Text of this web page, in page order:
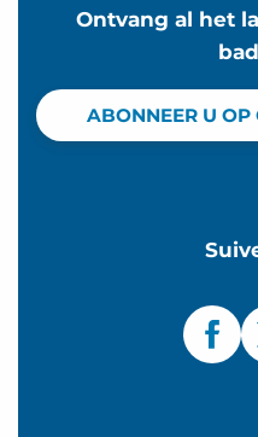
Ontvang al het
ABONNEER U